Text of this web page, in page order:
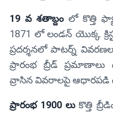
19 వ శతాబ్దంలో కొత్తి
1871 లో లండన్ యొక్క
ప్రదర్శనలో పాటర్న్
ప్రారంభ బ్రీడ్ ప్రమాణాలు
వ్రాసిన వివరాలపై ఆధారపడి
ప్రారంభ 1900 లుకొత్తి